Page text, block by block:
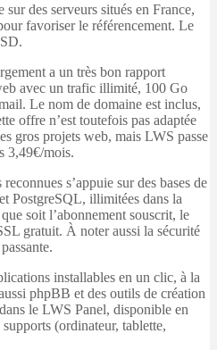
sur des serveurs situés en France,
favoriser le référencement. Le
a un très bon rapport
avec un trafic illimité, 100 Go
Le nom de domaine est inclus,
offre n’est toutefois pas adaptée
gros projets web, mais LWS passe
3,49€/mois.
s’appuie sur des bases de
PostgreSQL, illimitées dans la
soit l’abonnement souscrit, le
gratuit. À noter aussi la sécurité
installables en un clic, à la
phpBB et des outils de création
le LWS Panel, disponible en
(ordinateur, tablette,